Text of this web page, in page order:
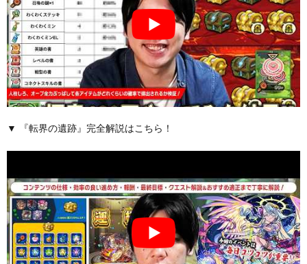
▼ 『転界の遺跡』完全解説はこちら！